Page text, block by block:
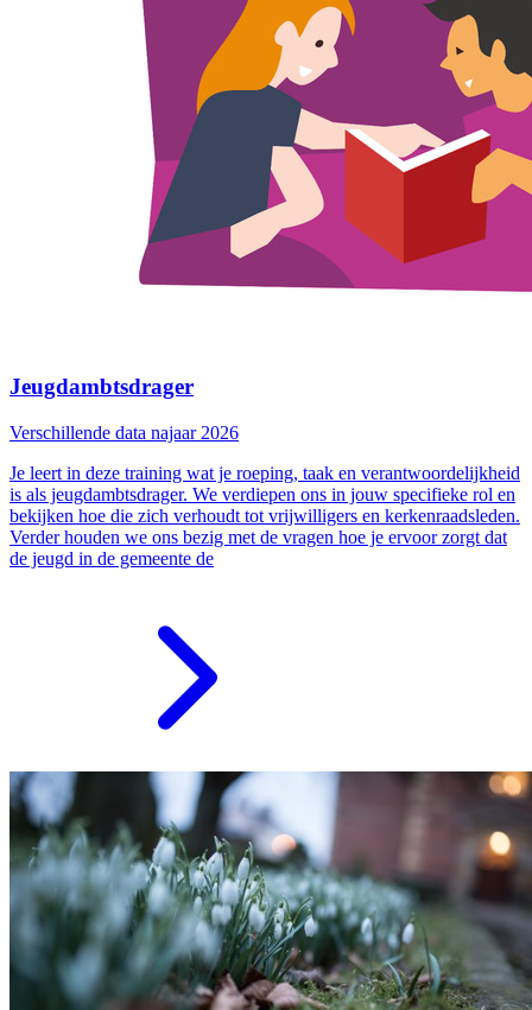
Jeugdambtsdrager
Verschillende data najaar 2026
Je leert in deze training wat je roeping, taak en verantwoordelijkheid
is als jeugdambtsdrager. We verdiepen ons in jouw specifieke rol en
bekijken hoe die zich verhoudt tot vrijwilligers en kerkenraadsleden.
Verder houden we ons bezig met de vragen hoe je ervoor zorgt dat
de jeugd in de gemeente de